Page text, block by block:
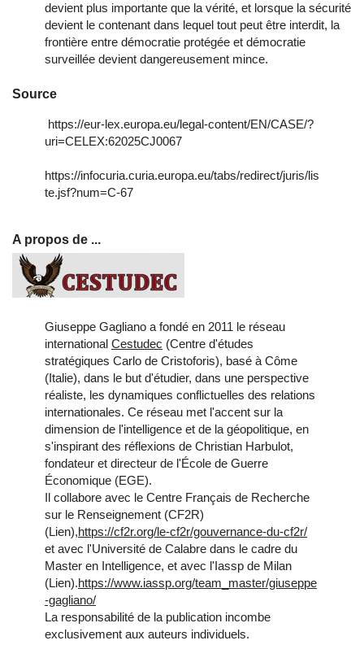
devient plus importante que la vérité, et lorsque la sécurité
devient le contenant dans lequel tout peut être interdit, la
frontière entre démocratie protégée et démocratie
surveillée devient dangereusement mince.
Source
https://eur-lex.europa.eu/legal-content/EN/CASE/?
uri=CELEX:62025CJ0067
https://infocuria.curia.europa.eu/tabs/redirect/juris/lis
te.jsf?num=C-67
A propos de ...
Giuseppe Gagliano a fondé en 2011 le réseau
international Cestudec (Centre d'études
stratégiques Carlo de Cristoforis), basé à Côme
(Italie), dans le but d'étudier, dans une perspective
réaliste, les dynamiques conflictuelles des relations
internationales. Ce réseau met l'accent sur la
dimension de l'intelligence et de la géopolitique, en
s'inspirant des réflexions de Christian Harbulot,
fondateur et directeur de l'École de Guerre
Économique (EGE).
Il collabore avec le Centre Français de Recherche
sur le Renseignement (CF2R)
(Lien),https://cf2r.org/le-cf2r/gouvernance-du-cf2r/
et avec l'Université de Calabre dans le cadre du
Master en Intelligence, et avec l'Iassp de Milan
(Lien).https://www.iassp.org/team_master/giuseppe
-gagliano/
La responsabilité de la publication incombe
exclusivement aux auteurs individuels.